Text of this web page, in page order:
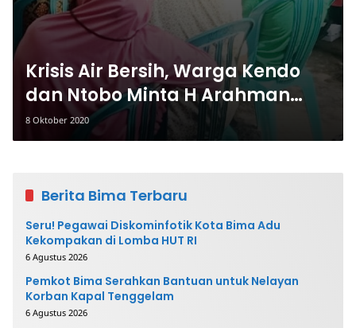
Krisis Air Bersih, Warga Kendo
dan Ntobo Minta H Arahman
Perjuangkan Pipanisasi
8 Oktober 2020
Berita Bima Terbaru
Seru! Pegawai Diskominfotik Kota Bima Adu
Kekompakan di Lomba HUT RI
6 Agustus 2026
Pemkot Bima Serahkan Bantuan untuk Nelayan
Korban Kapal Tenggelam
6 Agustus 2026